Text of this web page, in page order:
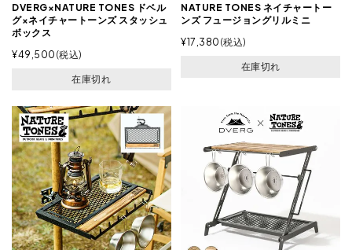
DVERG×NATURE TONES ドベル
グ×ネイチャートーンズ スタッシュ
ボックス
¥49,500 税込
在庫切れ
NATURE TONES ネイチャートー
ンズ フュージョングリルミニ
¥17,380 税込
在庫切れ